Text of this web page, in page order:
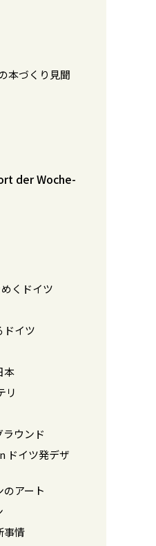
本づくり見聞
der Woche-
くドイツ
ドイツ
本
リ
ウンド
ドイツ発デザ
アート
事情